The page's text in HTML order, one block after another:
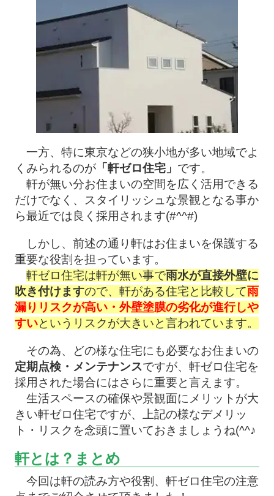
一方、特に東京などの狭小地が多い地域でよ
くみられるのが「軒ゼロ住宅」 です。
軒が無い分お住まいの空間を広く活用できる
だけでなく、スタイリッシュな景観となる事か
ら最近では良く採用されます(#^^#)
しかし、前述の通り軒はお住まいを保護する
重要な役割を担っています。
軒ゼロ住宅は軒が無い事で雨水が直接外壁に
吹き付けますので、軒がある住宅と比較して雨
漏りリスクが高い・外壁塗膜の劣化が進行しや
すいというリスクが大きいと言われています。
その為、どの様な住宅にも必要なお住まいの
定期点検・メンテナンスですが、軒ゼロ住宅を
採用された場合にはさらに重要と言えます。
生活スペースの確保や景観面にメリットが大
きい軒ゼロ住宅ですが、上記の様なデメリッ
ト・リスクを念頭に置いておきましょうね(^^♪
軒とは？まとめ
今回は軒の読み方や役割、軒ゼロ住宅の注意